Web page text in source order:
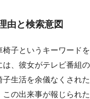
由と検索意図
子というキーワードを
、彼女がテレビ番組の
生活を余儀なくされた
の出来事が報じられた